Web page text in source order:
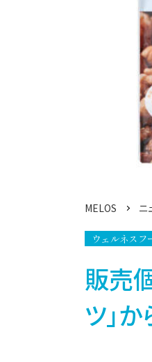
MELOS ニ
ウェルネスフ
販売
ツ」